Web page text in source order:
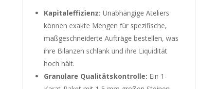
Kapitaleffizienz: Unabhängige Ateliers
können exakte Mengen für spezifische,
maßgeschneiderte Aufträge bestellen, was
ihre Bilanzen schlank und ihre Liquidität
hoch hält.
Granulare Qualitätskontrolle: Ein 1-